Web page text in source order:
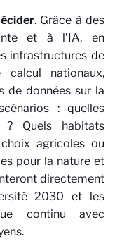
. Grâce à des
et à l’IA, en
infrastructures de
nationaux,
de données sur la
: quelles
? Quels habitats
agricoles ou
pour la nature et
directement
2030 et les
continu avec